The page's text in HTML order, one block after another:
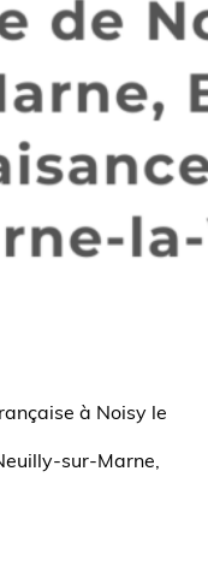
à Noisy le
sur-Marne,